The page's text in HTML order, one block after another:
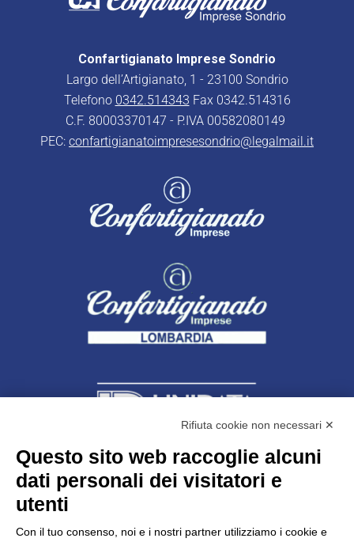
Confartigianato Imprese Sondrio
Largo dell’Artigianato, 1 - 23100 Sondrio
Telefono 0342.514343 Fax 0342.514316
C.F. 80003370147 - P.IVA 00582080149
PEC: confartigianatoimpresesondrio@legalmail.it
Unidata s.r.lcon unico socio
Largo dell’Artigianato, 1 - 23100 Sondrio
C.F. 00481790145 - N.REA SO-36426
Rifiuta cookie non necessari ✕
Questo sito web raccoglie alcuni
dati personali dei visitatori e
utenti
Con il tuo consenso, noi e i nostri partner utilizziamo i cookie e